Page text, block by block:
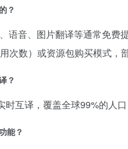
？
语音、图片翻译等通常免
次数）或资源包购买模式，
？
互译，覆盖全球99%的人
能？